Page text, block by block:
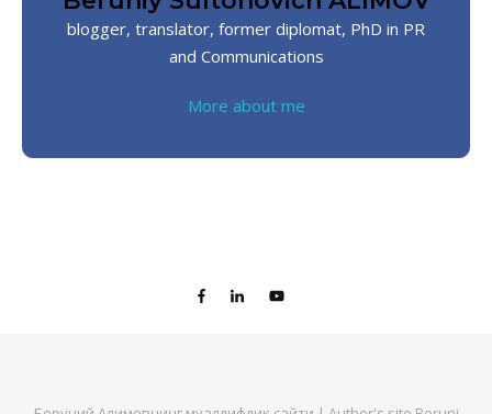
blogger, translator, former diplomat, PhD in PR
and Communications
More about me